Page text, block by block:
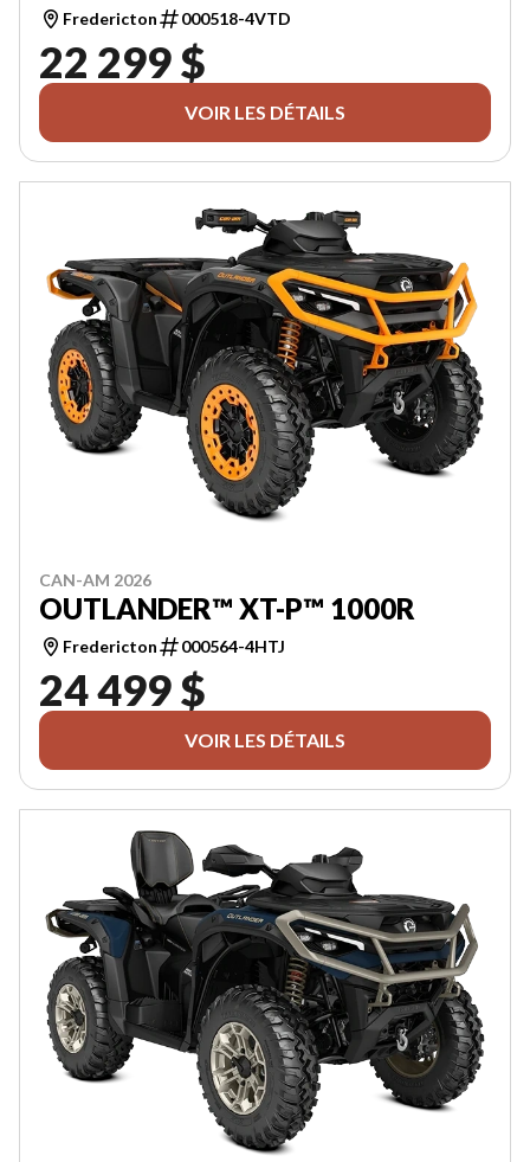
Fredericton 000518-4VTD
22 299 $
VOIR LES DÉTAILS
CAN-AM 2026
OUTLANDER™ XT-P™ 1000R
Fredericton 000564-4HTJ
24 499 $
VOIR LES DÉTAILS